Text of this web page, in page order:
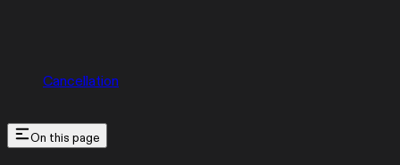
Cancellation
On this page